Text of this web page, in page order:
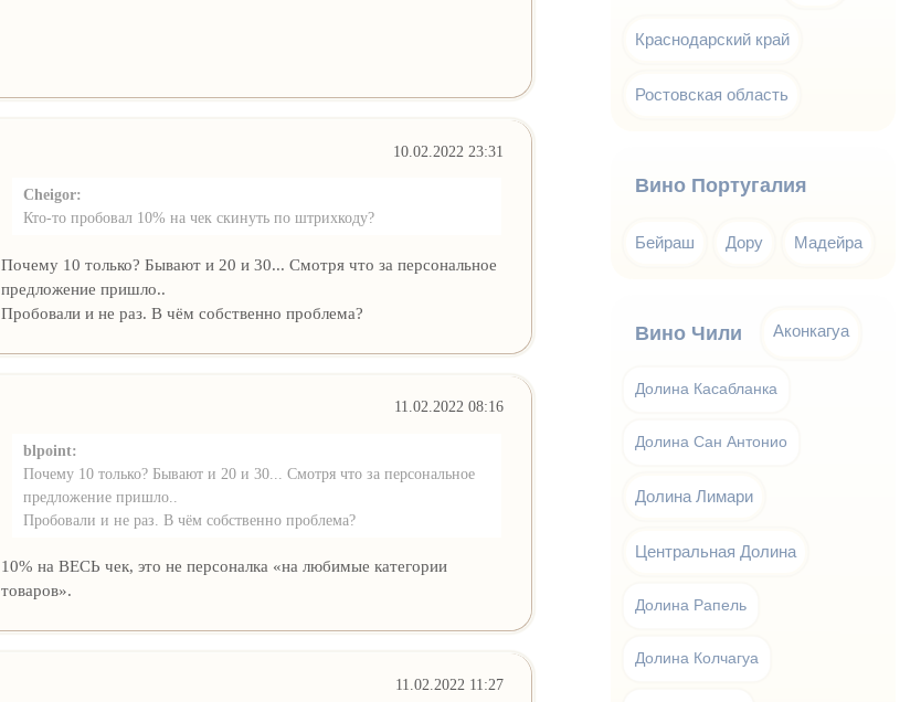
10.02.2022 23:31
Cheigor:
Кто-то пробовал 10% на чек скинуть по штрихкоду?
Почему 10 только? Бывают и 20 и 30... Смотря что за персональное
предложение пришло..
Пробовали и не раз. В чём собственно проблема?
11.02.2022 08:16
blpoint:
Почему 10 только? Бывают и 20 и 30... Смотря что за персональное
предложение пришло..
Пробовали и не раз. В чём собственно проблема?
10% на ВЕСЬ чек, это не персоналка «на любимые категории
товаров».
11.02.2022 11:27
Краснодарский край
Ростовская область
Вино Португалия
Бейраш Дору Мадейра
Вино Чили Аконкагуа
Долина Касабланка
Долина Сан Антонио
Долина Лимари
Центральная Долина
Долина Рапель
Долина Колчагуа